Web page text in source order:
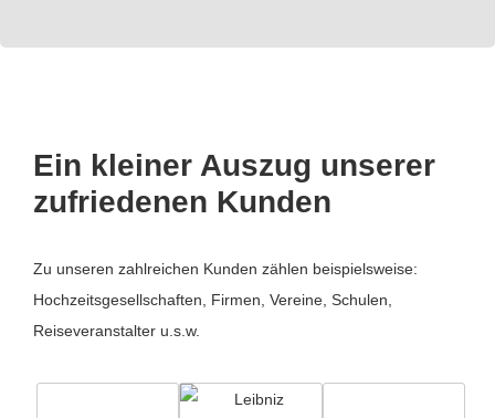
Ein kleiner Auszug unserer
zufriedenen Kunden
Zu unseren zahlreichen Kunden zählen beispielsweise:
Hochzeitsgesellschaften, Firmen, Vereine, Schulen,
Reiseveranstalter u.s.w.